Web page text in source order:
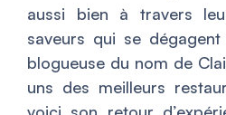
aussi bien à travers
saveurs qui se
blogueuse du nom de
uns des meilleurs
voici son retour